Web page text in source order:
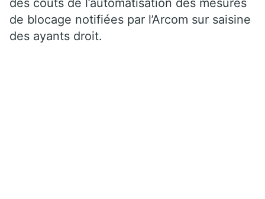
des coûts de l’automatisation des mesures
de blocage notifiées par l’Arcom sur saisine
des ayants droit.